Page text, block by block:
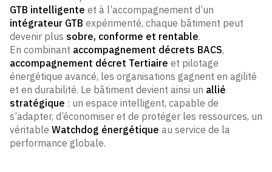
GTB intelligente et à l’accompagnement d’un
intégrateur GTB expérimenté, chaque bâtiment peut
devenir plus sobre, conforme et rentable.
En combinant accompagnement décrets BACS,
accompagnement décret Tertiaire et pilotage
énergétique avancé, les organisations gagnent en agilité
et en durabilité. Le bâtiment devient ainsi un allié
stratégique : un espace intelligent, capable de
s’adapter, d’économiser et de protéger les ressources, un
véritable Watchdog énergétique au service de la
performance globale.